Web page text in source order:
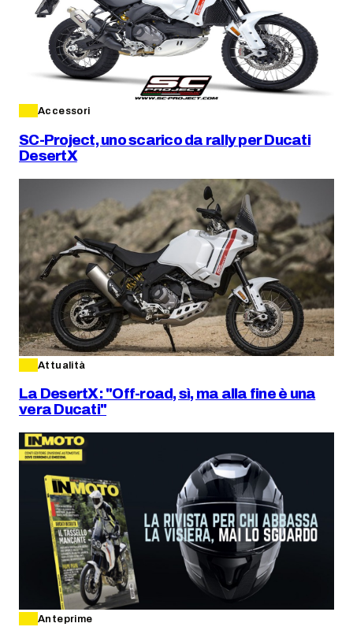
Accessori
SC-Project, uno scarico da rally per Ducati
DesertX
Attualità
La DesertX: "Off-road, sì, ma alla fine è una
vera Ducati"
Anteprime